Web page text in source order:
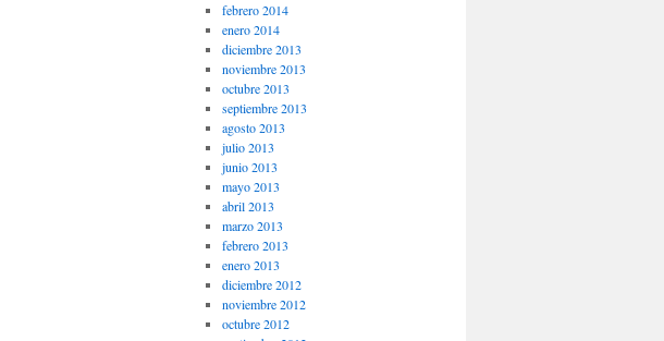
febrero 2014
enero 2014
diciembre 2013
noviembre 2013
octubre 2013
septiembre 2013
agosto 2013
julio 2013
junio 2013
mayo 2013
abril 2013
marzo 2013
febrero 2013
enero 2013
diciembre 2012
noviembre 2012
octubre 2012